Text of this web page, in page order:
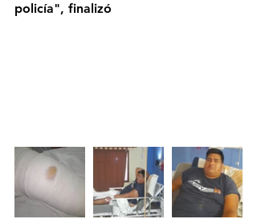
policía", finalizó